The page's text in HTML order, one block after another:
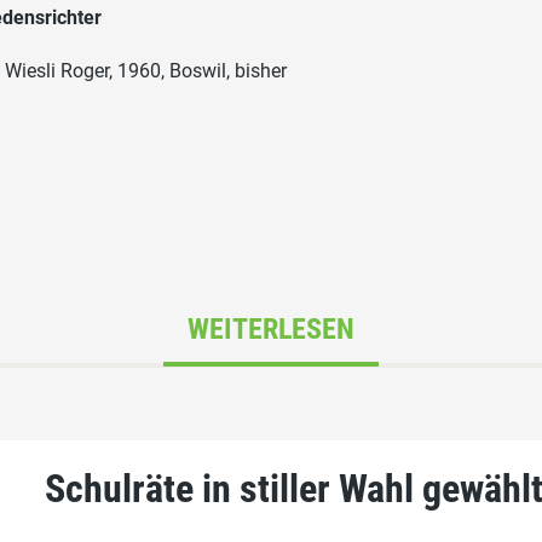
Wiesli Roger, 1960, Boswil, bisher
WEITERLESEN
Schulräte in stiller Wahl